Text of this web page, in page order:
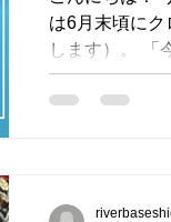
は6月末頃に
します）。 「
ってないけど、も
て釣れるの？
釣れます